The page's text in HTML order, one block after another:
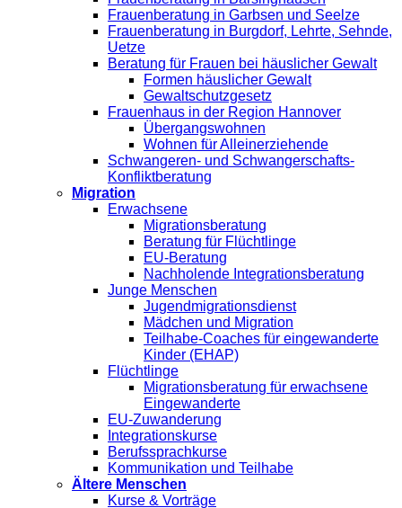
Frauenberatung in Garbsen und Seelze
Frauenberatung in Burgdorf, Lehrte, Sehnde,
Uetze
Beratung für Frauen bei häuslicher Gewalt
Formen häuslicher Gewalt
Gewaltschutzgesetz
Frauenhaus in der Region Hannover
Übergangswohnen
Wohnen für Alleinerziehende
Schwangeren- und Schwangerschafts-
Konfliktberatung
Migration
Erwachsene
Migrationsberatung
Beratung für Flüchtlinge
EU-Beratung
Nachholende Integrationsberatung
Junge Menschen
Jugendmigrationsdienst
Mädchen und Migration
Teilhabe-Coaches für eingewanderte
Kinder (EHAP)
Flüchtlinge
Migrationsberatung für erwachsene
Eingewanderte
EU-Zuwanderung
Integrationskurse
Berufssprachkurse
Kommunikation und Teilhabe
Ältere Menschen
Kurse & Vorträge